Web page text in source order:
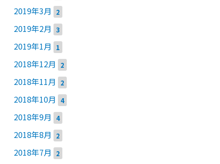
2019年3月 2
2019年2月 3
2019年1月 1
2018年12月 2
2018年11月 2
2018年10月 4
2018年9月 4
2018年8月 2
2018年7月 2